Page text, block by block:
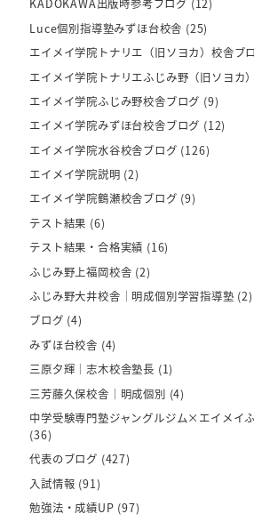
KADOKAWA出版時参考ブログ (12)
Luce個別指導塾みずほ台校舎 (25)
エイメイ学院トナリエ（旧ソヨカ）校舎ブ
エイメイ学院トナリエふじみ野（旧ソヨカ
エイメイ学院ふじみ野校舎ブログ (9)
エイメイ学院みずほ台校舎ブログ (12)
エイメイ学院水谷校舎ブログ (126)
エイメイ学院説明 (2)
エイメイ学院鶴瀬校舎ブログ (9)
テスト結果 (6)
テスト結果・合格実績 (16)
ふじみ野上福岡校舎 (2)
ふじみ野大井校舎｜明成個別学習指導塾 (2)
ブログ (4)
みずほ台校舎 (4)
三原夕輝｜志木校舎塾長 (1)
三芳藤久保校舎｜明成個別 (4)
中学受験専門塾ジャングルジム×エイメイ
(36)
代表のブログ (427)
入試情報 (91)
勉強法・成績UP (97)